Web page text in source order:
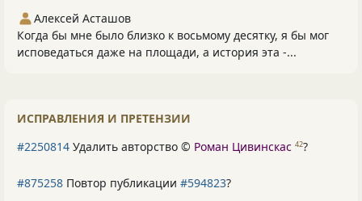
Алексей Асташов
Когда бы мне было близко к восьмому десятку, я бы мог
исповедаться даже на площади, а история эта -...
ИСПРАВЛЕНИЯ И ПРЕТЕНЗИИ
#2250814 Удалить авторство © Роман Цивинскас 42?
#875258 Повтор публикации #594823?